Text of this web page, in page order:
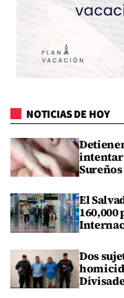
NOTICIAS DE HOY
intentar
El
160,000
Dos